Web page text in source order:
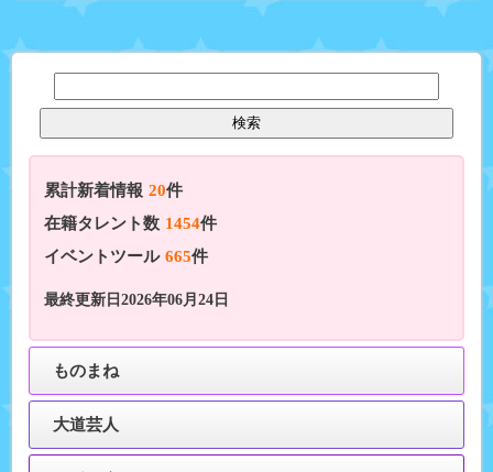
累計新着情報 20件
在籍タレント数 1454件
イベントツール 665件
最終更新日2026年06月24日
ものまね
大道芸人